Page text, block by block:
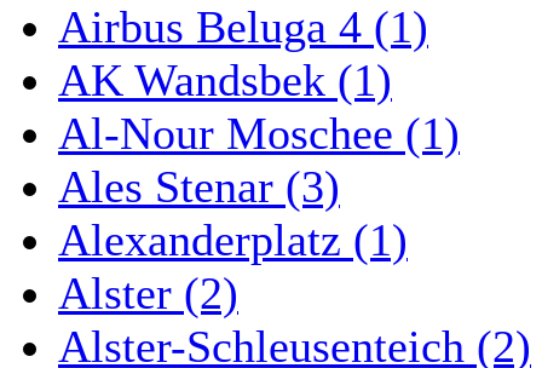
Airbus Beluga 4 (1)
AK Wandsbek (1)
Al-Nour Moschee (1)
Ales Stenar (3)
Alexanderplatz (1)
Alster (2)
Alster-Schleusenteich (2)